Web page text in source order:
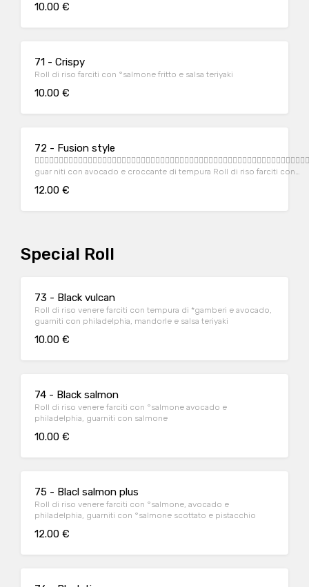
10.00 €
71 - Crispy
Roll di riso farciti con °salmone fritto e salsa teriyaki
10.00 €
72 - Fusion style
guar niti con avocado e croccante di tempura Roll di riso farciti con
12.00 €
Special Roll
73 - Black vulcan
Roll di riso venere farciti con tempura di *gamberi e avocado,
guarniti con philadelphia, mandorle e salsa teriyaki
10.00 €
74 - Black salmon
Roll di riso venere farciti con °salmone avocado e
philadelphia, guarniti con salmone
10.00 €
75 - Blacl salmon plus
Roll di riso venere farciti con °salmone, avocado e
philadelphia, guarniti con °salmone scottato e pistacchio
12.00 €